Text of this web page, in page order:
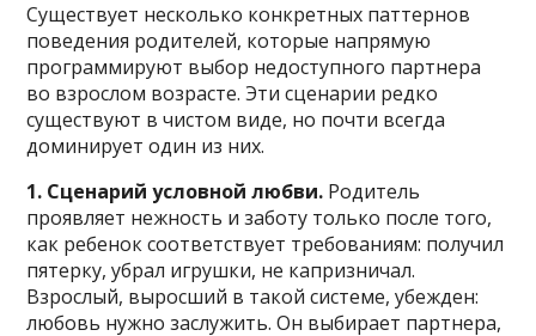
Существует несколько конкретных паттернов
поведения родителей, которые напрямую
программируют выбор недоступного партнера
во взрослом возрасте. Эти сценарии редко
существуют в чистом виде, но почти всегда
доминирует один из них.
1. Сценарий условной любви. Родитель
проявляет нежность и заботу только после того,
как ребенок соответствует требованиям: получил
пятерку, убрал игрушки, не капризничал.
Взрослый, выросший в такой системе, убежден:
любовь нужно заслужить. Он выбирает партнера,